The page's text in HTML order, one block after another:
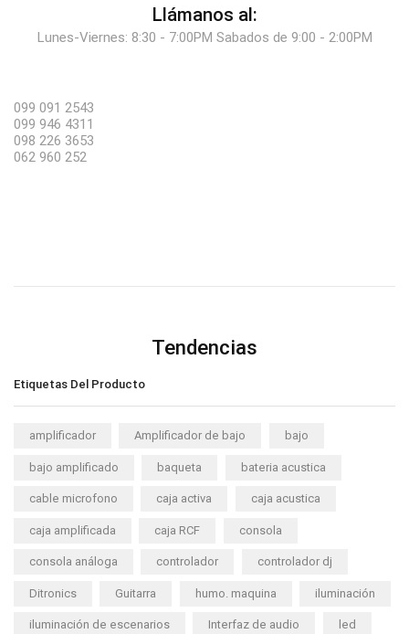
Llámanos al:
Lunes-Viernes: 8:30 - 7:00PM Sabados de 9:00 - 2:00PM
099 091 2543
099 946 4311
098 226 3653
062 960 252
Tendencias
Etiquetas Del Producto
amplificador Amplificador de bajo bajo
bajo amplificado baqueta bateria acustica
cable microfono caja activa caja acustica
caja amplificada caja RCF consola
consola análoga controlador controlador dj
Ditronics Guitarra humo. maquina iluminación
iluminación de escenarios Interfaz de audio led